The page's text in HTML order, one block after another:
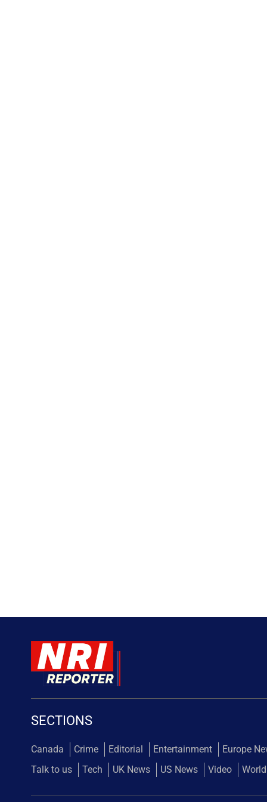
SECTIONS
Canada Crime Editorial Entertainment Europe
Talk to us
Tech UK News US News Video